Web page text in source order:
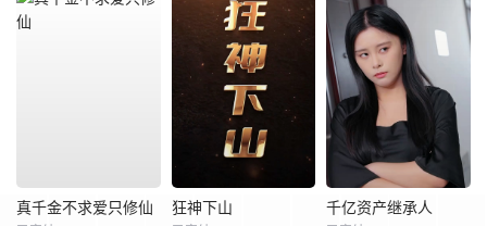
真千金不求爱只修仙 狂神下山 千亿资产继承人